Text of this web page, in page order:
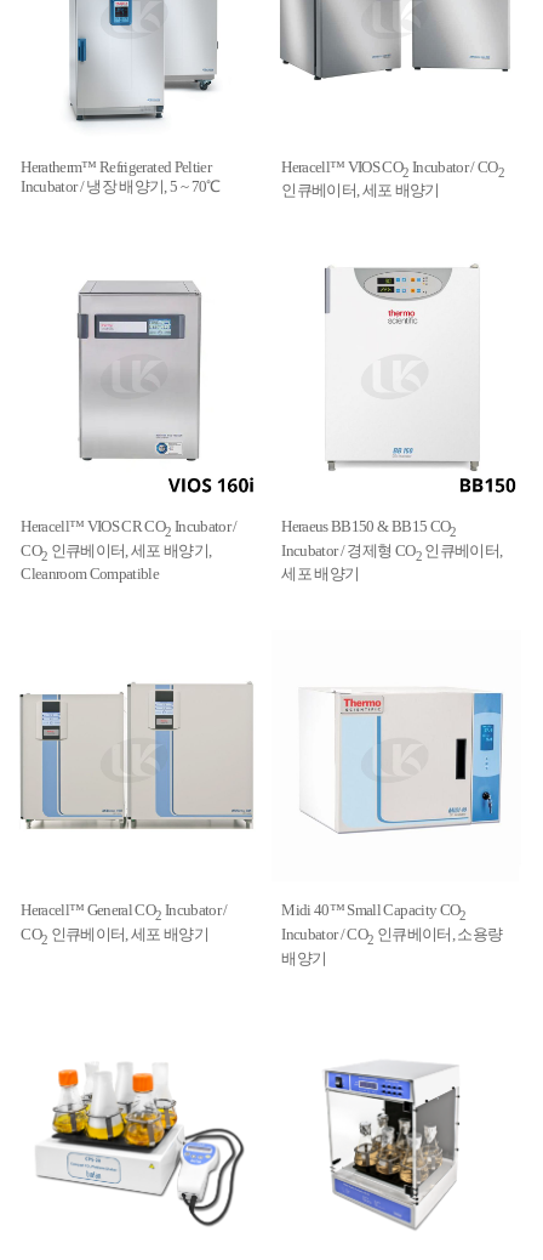
Heratherm™ Refrigerated Peltier
Incubator / 냉장 배양기, 5 ~ 70℃
Heracell™ VIOS CO2 Incubator / CO2
인큐베이터, 세포 배양기
Heracell™ VIOS CR CO2 Incubator /
CO2 인큐베이터, 세포 배양기,
Cleanroom Compatible
Heraeus BB150 & BB15 CO2
Incubator / 경제형 CO2인큐베이터,
세포 배양기
Heracell™ General CO2 Incubator /
CO2 인큐베이터, 세포 배양기
Midi 40™ Small Capacity CO2
Incubator / CO2 인큐베이터, 소용량
배양기